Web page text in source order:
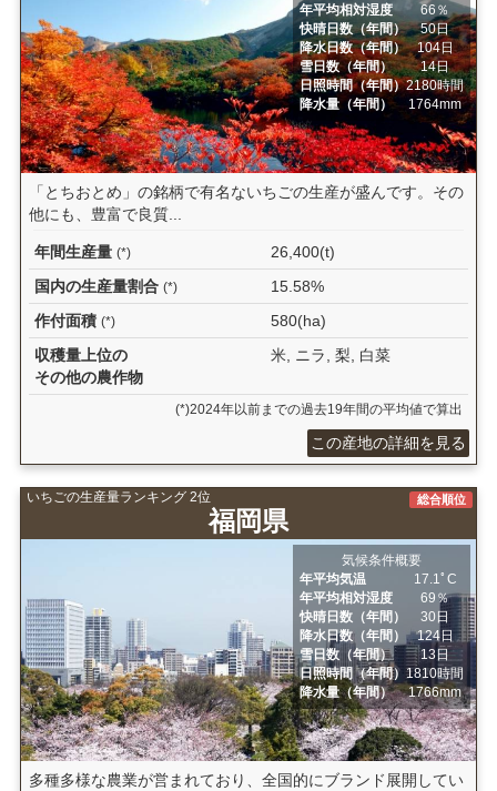
年平均相対湿度
66％
快晴日数（年間）
50日
降水日数（年間）
104日
雪日数（年間）
14日
日照時間（年間）2180時間
降水量（年間）
1764mm
「とちおとめ」の銘柄で有名ないちごの生産が盛んです。その
他にも、豊富で良質...
年間生産量 (*)
26,400(t)
国内の生産量割合 (*)
15.58%
作付面積 (*)
580(ha)
収穫量上位の
その他の農作物
米, ニラ, 梨, 白菜
(*)2024年以前までの過去19年間の平均値で算出
この産地の詳細を見る
いちごの生産量ランキング 2位
福岡県
総合順位
気候条件概要
年平均気温
17.1ﾟC
年平均相対湿度
69％
快晴日数（年間）
30日
降水日数（年間）
124日
雪日数（年間）
13日
日照時間（年間）1810時間
降水量（年間）
1766mm
多種多様な農業が営まれており、全国的にブランド展開してい